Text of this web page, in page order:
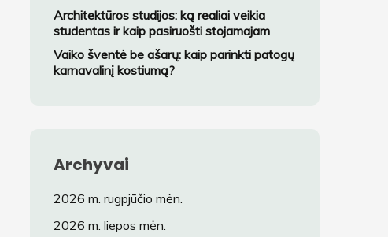
Architektūros studijos: ką realiai veikia
studentas ir kaip pasiruošti stojamajam
Vaiko šventė be ašarų: kaip parinkti patogų
karnavalinį kostiumą?
Archyvai
2026 m. rugpjūčio mėn.
2026 m. liepos mėn.